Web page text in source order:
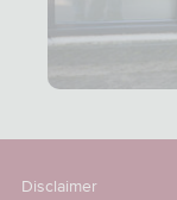
Disclaimer